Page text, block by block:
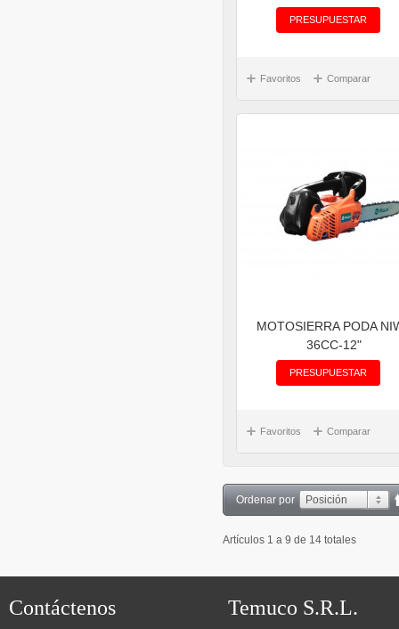
PRESUPUESTAR
Favoritos Comparar
MOTOSIERRA PODA
36CC-12"
PRESUPUESTAR
Favoritos Comparar
Ordenar por Posición
Artículos 1 a 9 de 14 totales
Contáctenos Temuco S.R.L.